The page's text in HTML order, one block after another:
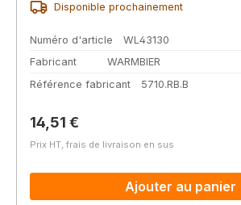
Disponible prochainement
Numéro d'article
WL43130
Fabricant
WARMBIER
Référence fabricant
5710.RB.B
Prix régulier :
14,51 €
Prix HT, frais de livraison en sus
Ajouter au panier